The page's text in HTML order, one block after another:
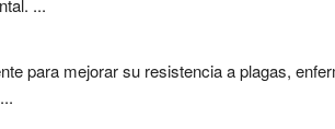
...
para mejorar su resistencia a plagas,